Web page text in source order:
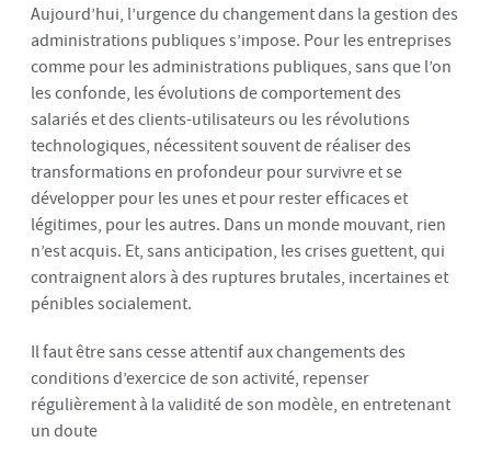
Aujourd’hui, l’urgence du changement dans la gestion des
administrations publiques s’impose. Pour les entreprises
comme pour les administrations publiques, sans que l’on
les confonde, les évolutions de comportement des
salariés et des clients-utilisateurs ou les révolutions
technologiques, nécessitent souvent de réaliser des
transformations en profondeur pour survivre et se
développer pour les unes et pour rester efficaces et
légitimes, pour les autres. Dans un monde mouvant, rien
n’est acquis. Et, sans anticipation, les crises guettent, qui
contraignent alors à des ruptures brutales, incertaines et
pénibles socialement.
Il faut être sans cesse attentif aux changements des
conditions d’exercice de son activité, repenser
régulièrement à la validité de son modèle, en entretenant
un doute